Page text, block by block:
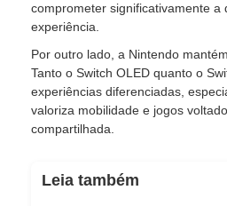
comprometer significativamente a
experiência.
Por outro lado, a Nintendo
Tanto o Switch OLED quanto o
experiências diferenciadas,
valoriza mobilidade e jogos
compartilhada.
Leia também